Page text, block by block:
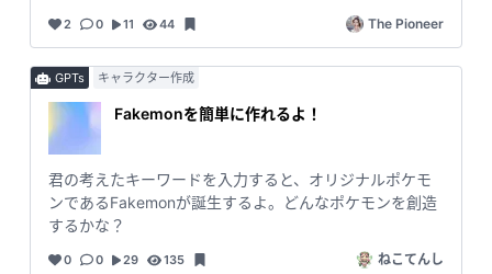
2 0 11 44 The Pioneer
GPTs キャラクター作成
Fakemonを簡単に作れるよ！
君の考えたキーワードを入力すると、オリジナルポケモ
ンであるFakemonが誕生するよ。どんなポケモンを創造
するかな？
0 0 29 135 ねこてんし